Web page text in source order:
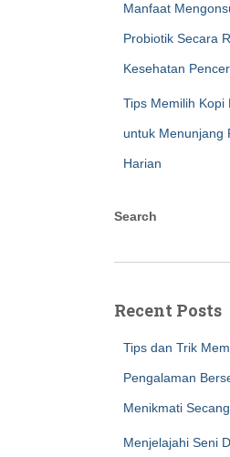
Manfaat
Probiotik Secara
Kesehatan
Tips Memilih Kopi
untuk Menunjang
Harian
Search
Recent Posts
Tips dan Trik
Pengalaman
Menikmati
Menjelajahi Seni